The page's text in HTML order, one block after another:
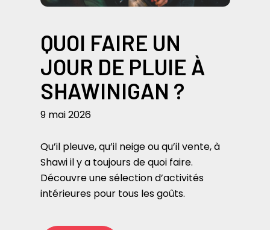
QUOI FAIRE UN
JOUR DE PLUIE À
SHAWINIGAN ?
9 mai 2026
Qu’il pleuve, qu’il neige ou qu’il vente, à
Shawi il y a toujours de quoi faire.
Découvre une sélection d’activités
intérieures pour tous les goûts.